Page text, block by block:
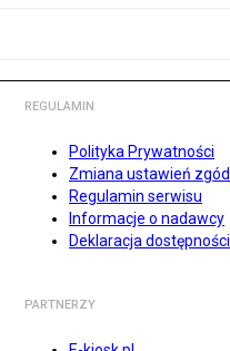
REGULAMIN
Polityka Prywatności
Zmiana ustawień zgód
Regulamin serwisu
Informacje o nadawcy
Deklaracja dostępności
PARTNERZY